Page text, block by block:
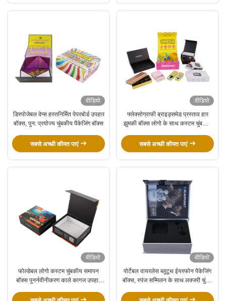
वीडियो
डिस्पोजेबल वेप्स हस्तनिर्मित पेपरबोर्ड उपहार
बॉक्स, पुन: प्रयोज्य चुंबकीय पैकेजिंग बॉक्स
सबसे अच्छी कीमत पाएं
वीडियो
फ्लेक्सोग्राफी ब्राइड्समेड प्रस्ताव हार
झुमकी बॉक्स लोगो के साथ कस्टम चुंबकीय
सबसे अच्छी कीमत पाएं
वीडियो
फोल्डेबल लोगो कस्टम चुंबकीय समापन
बॉक्स पुनर्नवीनीकरण काले कागज उपहार
वीडियो
पोर्टेबल वायरलेस ब्लूटूथ ईयरफोन पैकेजिंग
बॉक्स, स्पंज सम्मिलन के साथ लक्जरी चुंबक